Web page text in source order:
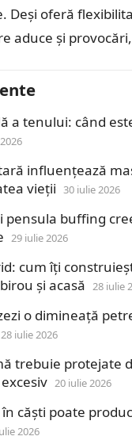
Deși oferă
aduce și
a tenului: când
influențează
vieții 30 iulie 2026
pensula buffing
29 iulie 2026
cum îți
și acasă 28 iulie
o dimineață
28 iulie 2026
trebuie protejate
20 iulie 2026
căști poate
2026